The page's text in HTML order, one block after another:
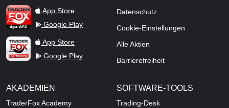
TraderFox dpa-AFX ProFeed
App Store
Google Play
TraderFox Live Trading
App Store
Google Play
Datenschutz
Cookie-Einstellungen
Alle Aktien
Barrierefreiheit
AKADEMIEN
TraderFox Academy
SOFTWARE-TOOLS
Trading-Desk